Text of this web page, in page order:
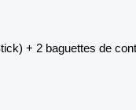
+ 2 baguettes de